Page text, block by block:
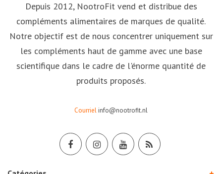
Depuis 2012, NootroFit vend et distribue des
compléments alimentaires de marques de qualité.
Notre objectif est de nous concentrer uniquement sur
les compléments haut de gamme avec une base
scientifique dans le cadre de l'énorme quantité de
produits proposés.
Courrielinfo@nootrofit.nl